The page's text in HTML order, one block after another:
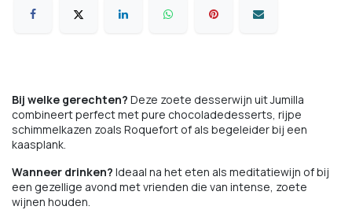
Bij welke gerechten? Deze zoete desserwijn uit Jumilla
combineert perfect met pure chocoladedesserts, rijpe
schimmelkazen zoals Roquefort of als begeleider bij een
kaasplank.
Wanneer drinken? Ideaal na het eten als meditatiewijn of bij
een gezellige avond met vrienden die van intense, zoete
wijnen houden.